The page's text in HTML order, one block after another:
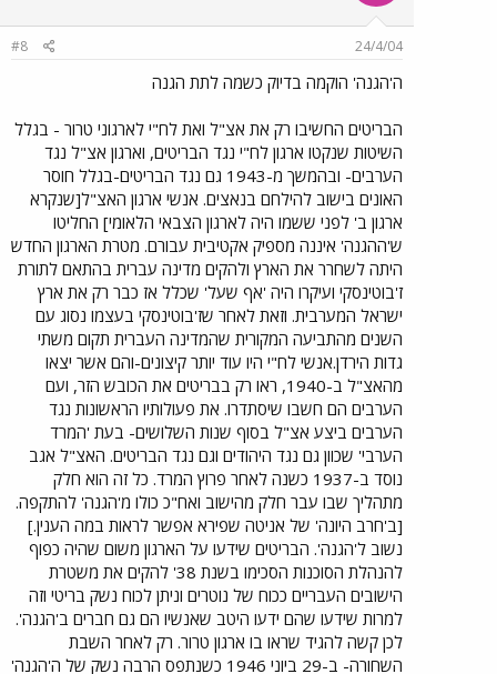
24/4/04
#8
ה'הגנה' הוקמה בדיוק כשמה לתת הגנה
הבריטים החשיבו רק את אצ"ל ואת לח"י לארגוני טרור - בגלל
השיטות שנקטו ארגון לח"י נגד הבריטים, וארגון אצ"ל נגד
הערבים- ובהמשך מ-1943 גם נגד הבריטים-בגלל חוסר
האונים בישוב להילחם בנאצים. אנשי ארגון האצ"ל[שנקרא
ארגון ב' לפני ששמו היה לארגון הצבאי הלאומי] החליטו
ש'ההגנה' איננה מספיק אקטיבית עבורם. מטרת הארגון החדש
היתה לשחרר את הארץ ולהקים מדינה עברית בהתאם לתורת
ז'בוטינסקי ועיקרו היה 'אף שעל' שכלל אז כבר רק את ארץ
ישראל המערבית. וזאת לאחר שז'בוטינסקי בעצמו נסוג עם
השנים מהתביעה המקורית שהמדינה העברית תקום משתי
גדות הירדן.אנשי לח"י היו עוד יותר קיצונים-והם אשר יצאו
מהאצ"ל ב-1940, ראו רק בבריטים את הכובש הזר, ועם
הערבים הם חשבו שיסתדרו. את פעולותיו הראשונות נגד
הערבים ביצע אצ"ל בסוף שנות השלושים- בעת 'המרד
הערבי' שכוון גם נגד היהודים וגם נגד הבריטים. האצ"ל אגב
נוסד ב-1937 כשנה לאחר פרוץ המרד. כל זה הוא חלק
מתהליך שבו עבר חלק מהישוב ואח"כ כולו מ'הגנה' להתקפה.
[ב'חרב היונה' של אניטה שפירא אפשר לראות במה הענין.]
נשוב ל'הגנה'. הבריטים שידעו על הארגון משום שהיה כפוף
להנהלת הסוכנות הסכימו בשנת 38' להקים את משטרת
הישובים העבריים ככוח של נוטרים וניתן לכוח נשק בריטי וזה
למרות שידעו שהם ידעו היטב שאנשיו הם גם חברים ב'הגנה'.
לכן קשה להגיד שראו בו ארגון טרור. רק לאחר השבת
השחורה- ב-29 ביוני 1946 כשנתפס הרבה נשק של ה'הגנה'